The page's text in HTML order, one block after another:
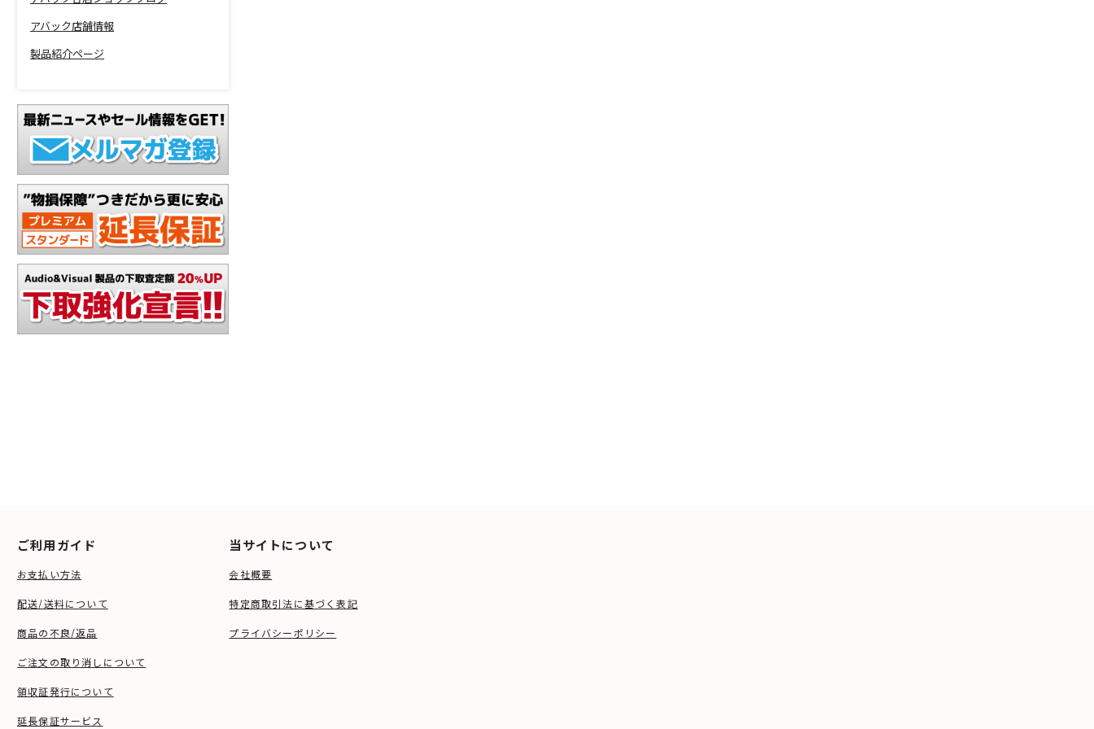
アバック店舗情報
製品紹介ページ
ご利用ガイド
お支払い方法
配送/送料について
商品の不良/返品
ご注文の取り消しについて
領収証発行について
延長保証サービス
当サイトについて
会社概要
特定商取引法に基づく表記
プライバシーポリシー